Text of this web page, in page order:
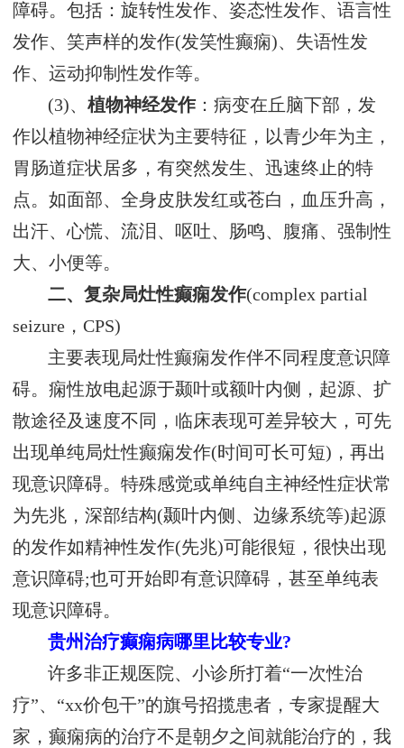
障碍。包括：旋转性发作、姿态性发作、语言性
发作、笑声样的发作(发笑性癫痫)、失语性发
作、运动抑制性发作等。
(3)、植物神经发作：病变在丘脑下部，发
作以植物神经症状为主要特征，以青少年为主，
胃肠道症状居多，有突然发生、迅速终止的特
点。如面部、全身皮肤发红或苍白，血压升高，
出汗、心慌、流泪、呕吐、肠鸣、腹痛、强制性
大、小便等。
二、复杂局灶性癫痫发作(complex partial
seizure，CPS)
主要表现局灶性癫痫发作伴不同程度意识障
碍。痫性放电起源于颞叶或额叶内侧，起源、扩
散途径及速度不同，临床表现可差异较大，可先
出现单纯局灶性癫痫发作(时间可长可短)，再出
现意识障碍。特殊感觉或单纯自主神经性症状常
为先兆，深部结构(颞叶内侧、边缘系统等)起源
的发作如精神性发作(先兆)可能很短，很快出现
意识障碍;也可开始即有意识障碍，甚至单纯表
现意识障碍。
贵州治疗癫痫病哪里比较专业?
许多非正规医院、小诊所打着“一次性治
疗”、“xx价包干”的旗号招揽患者，专家提醒大
家，癫痫病的治疗不是朝夕之间就能治疗的，我